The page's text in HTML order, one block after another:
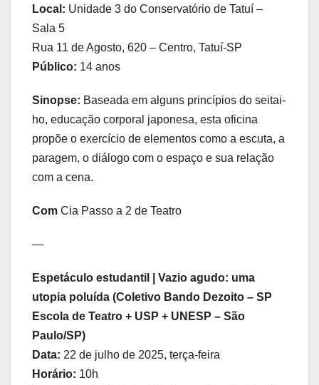
Local: Unidade 3 do Conservatório de Tatuí –
Sala 5
Rua 11 de Agosto, 620 – Centro, Tatuí-SP
Público: 14 anos
Sinopse: Baseada em alguns princípios do seitai-
ho, educação corporal japonesa, esta oficina
propõe o exercício de elementos como a escuta, a
paragem, o diálogo com o espaço e sua relação
com a cena.
Com Cia Passo a 2 de Teatro
—
Espetáculo estudantil | Vazio agudo: uma
utopia poluída (Coletivo Bando Dezoito – SP
Escola de Teatro + USP + UNESP – São
Paulo/SP)
Data: 22 de julho de 2025, terça-feira
Horário: 10h